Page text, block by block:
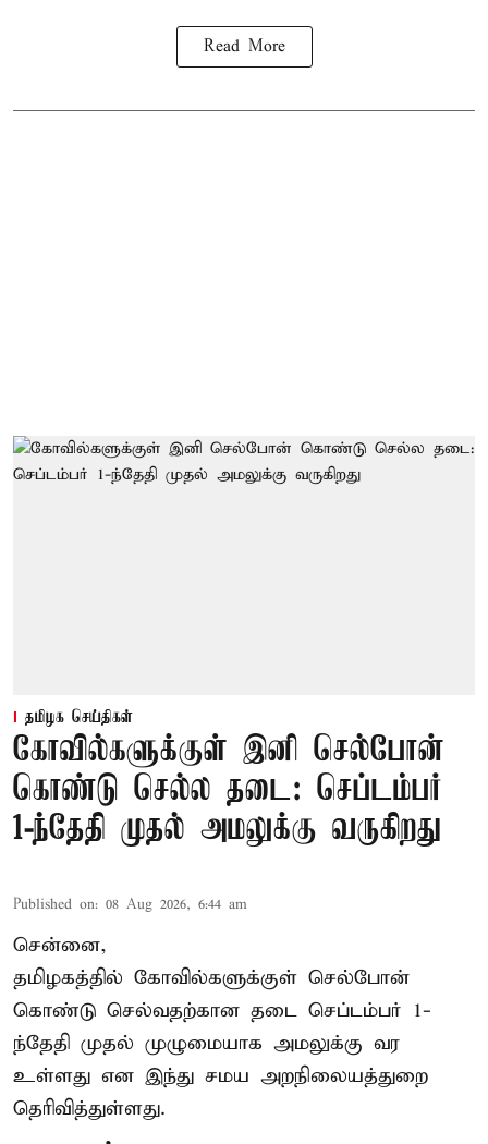
Read More
தமிழக செய்திகள்
கோவில்களுக்குள் இனி செல்போன்
கொண்டு செல்ல தடை: செப்டம்பர்
1-ந்தேதி முதல் அமலுக்கு வருகிறது
Published on: 08 Aug 2026, 6:44 am
சென்னை,
தமிழகத்தில் கோவில்களுக்குள் செல்போன்
கொண்டு செல்வதற்கான தடை செப்டம்பர் 1-
ந்தேதி முதல் முழுமையாக அமலுக்கு வர
உள்ளது என இந்து சமய அறநிலையத்துறை
தெரிவித்துள்ளது.